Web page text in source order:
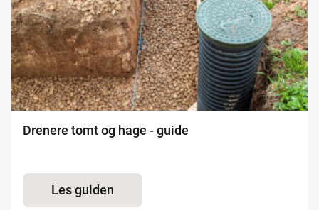
Drenere tomt og hage - guide
Les guiden